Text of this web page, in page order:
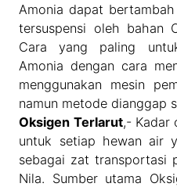
Amonia dapat
tersuspensi oleh bahan
Cara yang paling
Amonia dengan cara
menggunakan mesin
namun metode dianggap
Oksigen Terlarut,- Kadar
untuk setiap hewan air
sebagai zat transportasi
Nila. Sumber utama